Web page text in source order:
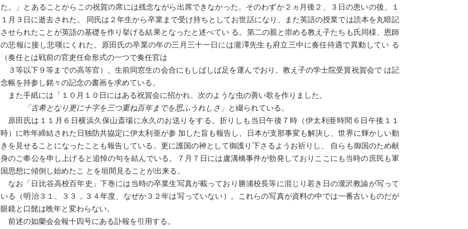
た。」とあることからこの祝賀の席には残念ながら出席できなかった。そのわずか２ヵ月後２、３日の患いの後、１
１月３日に逝去された。 同氏は２年生から卒業まで受け持ちとしてお世話になり、また英語の授業では読本を丸暗記
させられたことが英語の基礎を作り挙げる結果となったと述べてい る。第二の親と崇める教え子たちも氏同様、恩師
の悲報に接し悲嘆にくれた。原田氏の卒業の年の三月三十一日には瀧澤先生も府立三中に奏任待遇で異動してい る
（奏任とは戦前の官吏任命形式の一つで奏任官は
３等以下９等までの高等官）。生前同窓生の会合にもしばしば足を運んでおり、教え子の学士院受賞祝賀会で は記
念帳を持参し銘々の記念の書画を求めている。
また手紙には「１０月１０日にはある祝賀会に招かれ、次のような虫の善い歌を作りました。
「古希となり更に十字を三つ重ね百年までを思ふうれしさ」 と綴られている。
原田氏は１１月６日横浜久保山斎場に永久のお送りをする。折りしも当日午後７時（伊太利亜時間６日午後１１
時）に昨年締結された日独防共協定に伊太利亜が参 加した旨も報告し、日本が支那事変も解決し、世界に輝かしい動
きを見せることになったことも報告している。更に護国の神として御護り下さるようお祈りし、 自らも御国のため献
身のご奉公を申し上げると追悼の句を結んでいる。７月７日には盧溝橋事件が勃発しておりここにも当時の庶民も軍
国思想に傾倒し始めたこ とを垣間見ることが出来る。
なお「日比谷高校百年史」下巻には当時の卒業生写真が載っており勝浦校長等に混じり若き日の瀧沢教諭が写って
いる（明治３１、３３，３４年度、なぜか３２年は写っていない）。これらの写真が資料の中では一番古いものだが
眼鏡と口髭は晩年と変わらない。
前述の如蘭会会報十四号にある訃報を引用する。